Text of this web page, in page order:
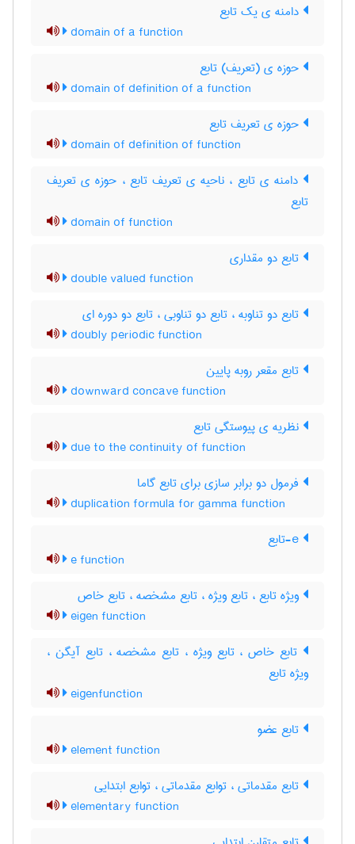
دامنه ی یک تابع
domain of a function
حوزه ی (تعریف) تابع
domain of definition of a function
حوزه ی تعریف تابع
domain of definition of function
دامنه ی تابع ، ناحیه ی تعریف تابع ، حوزه ی تعریف
تابع
domain of function
تابع دو مقداری
double valued function
تابع دو تناوبه ، تابع دو تناوبی ، تابع دو دوره ای
doubly periodic function
تابع مقعر روبه پایین
downward concave function
نظریه ی پیوستگی تابع
due to the continuity of function
فرمول دو برابر سازی برای تابع گاما
duplication formula for gamma function
e function
ویژه تابع ، تابع ویژه ، تابع مشخصه ، تابع خاص
eigen function
تابع خاص ، تابع ویژه ، تابع مشخصه ، تابع آیگن ،
ویژه تابع
eigenfunction
تابع عضو
element function
تابع مقدماتی ، توابع مقدماتی ، توابع ابتدایی
elementary function